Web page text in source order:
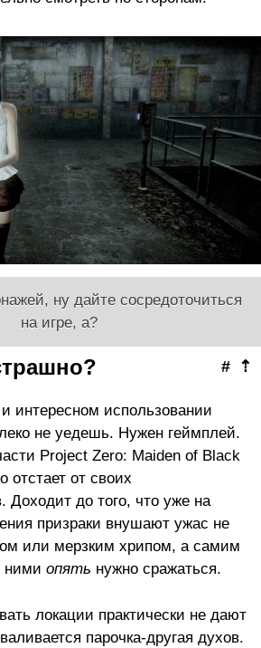
ну дайте сосредоточиться
на игре, а?
⇡
#
интересном использовании
не уедешь. Нужен геймплей.
Project Zero: Maiden of Black
отстает от своих
Доходит до того, что уже на
призраки внушают ужас не
или мерзким хрипом, а самим
ними опять нужно сражаться.
локации практически не дают
парочка-другая духов.